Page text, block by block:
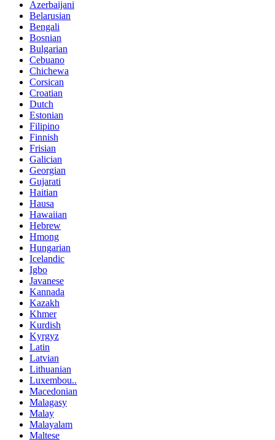
Azerbaijani
Belarusian
Bengali
Bosnian
Bulgarian
Cebuano
Chichewa
Corsican
Croatian
Dutch
Estonian
Filipino
Finnish
Frisian
Galician
Georgian
Gujarati
Haitian
Hausa
Hawaiian
Hebrew
Hmong
Hungarian
Icelandic
Igbo
Javanese
Kannada
Kazakh
Khmer
Kurdish
Kyrgyz
Latin
Latvian
Lithuanian
Luxembou..
Macedonian
Malagasy
Malay
Malayalam
Maltese